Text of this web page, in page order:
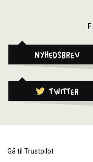
Nyhedsbrev
Twitter
Gå til Trustpilot